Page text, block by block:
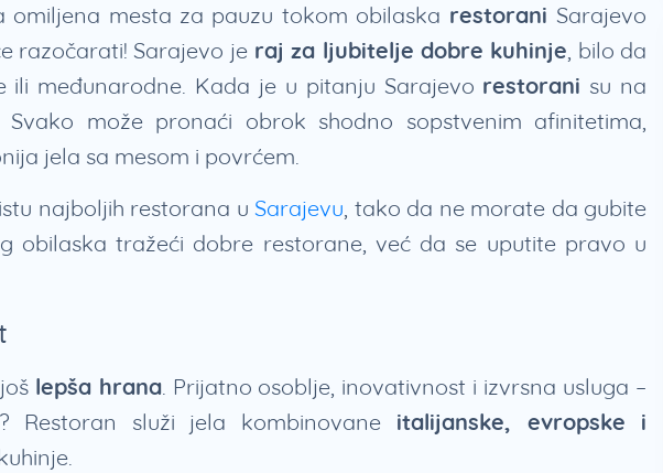
omiljena mesta za pauzu tokom obilaska restoraniSarajevo
razočarati! Sarajevo jeraj za ljubitelje dobre kuhinje, bilo da
ili međunarodne. Kada je u pitanju Sarajevo restorani su na
Svako može pronaći obrok shodno sopstvenim afinitetima,
jela sa mesom i povrćem.
najboljih restorana u Sarajevu, tako da ne morate da gubite
obilaska tražeći dobre restorane, već da se uputite pravo u
lepša hrana. Prijatno osoblje, inovativnost i izvrsna usluga –
Restoran služi jela kombinovaneitalijanske, evropske i